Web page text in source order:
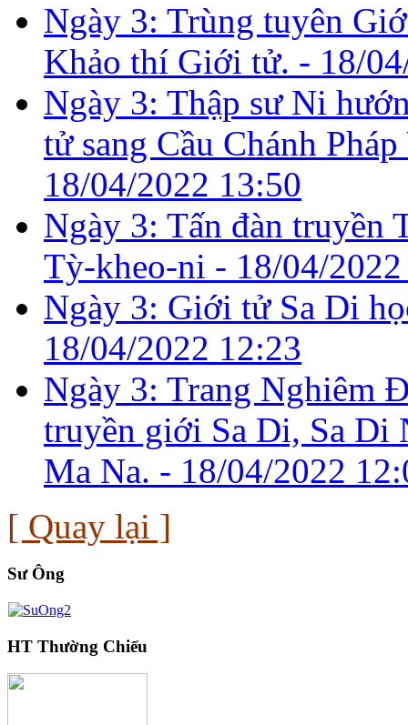
Ngày 3: Trùng tuyên
Khảo thí Giới tử. - 18/
Ngày 3: Thập sư Ni
tử sang Cầu Chánh
18/04/2022 13:50
Ngày 3: Tấn đàn truyền
Tỳ-kheo-ni - 18/04/
Ngày 3: Giới tử Sa Di
18/04/2022 12:23
Ngày 3: Trang Nghiêm
truyền giới Sa Di, Sa Di
Ma Na. - 18/04/2022
[ Quay lại ]
Sư Ông
HT Thường Chiếu